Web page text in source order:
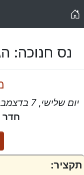
נס חנוכה:
יום שלישי, 7 בדצמבר, 2021, 18:10 – 19:30
חדר 309 וכן במרשתת
תקציר: